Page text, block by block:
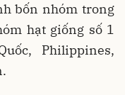
bốn nhóm trong
hạt giống số 1
Philippines,